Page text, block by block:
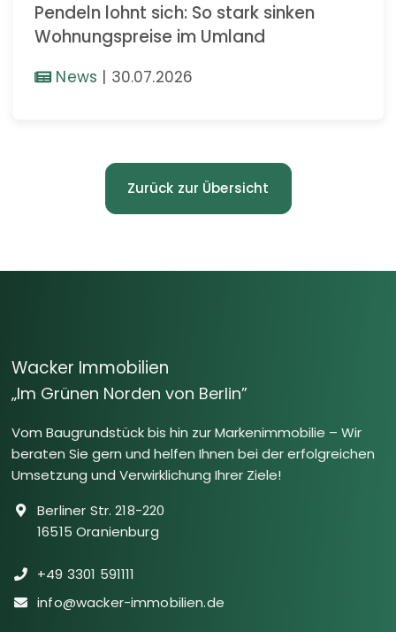
Pendeln lohnt sich: So stark sinken
Wohnungspreise im Umland
News | 30.07.2026
Zurück zur Übersicht
Wacker Immobilien
„Im Grünen Norden von Berlin”
Vom Baugrundstück bis hin zur Markenimmobilie – Wir
beraten Sie gern und helfen Ihnen bei der erfolgreichen
Umsetzung und Verwirklichung Ihrer Ziele!
Berliner Str. 218-220
16515 Oranienburg
+49 3301 591111
info@wacker-immobilien.de